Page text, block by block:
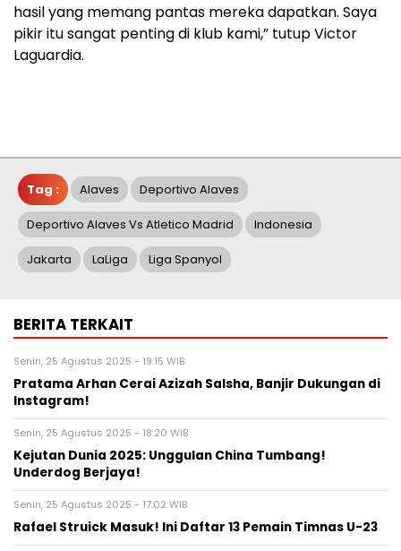
hasil yang memang pantas mereka dapatkan. Saya
pikir itu sangat penting di klub kami,” tutup Victor
Laguardia.
Tag : Alaves Deportivo Alaves
Deportivo Alaves Vs Atletico Madrid Indonesia
Jakarta LaLiga Liga Spanyol
BERITA TERKAIT
Senin, 25 Agustus 2025 - 19:15 WIB
Pratama Arhan Cerai Azizah Salsha, Banjir Dukungan di
Instagram!
Senin, 25 Agustus 2025 - 18:20 WIB
Kejutan Dunia 2025: Unggulan China Tumbang!
Underdog Berjaya!
Senin, 25 Agustus 2025 - 17:02 WIB
Rafael Struick Masuk! Ini Daftar 13 Pemain Timnas U-23